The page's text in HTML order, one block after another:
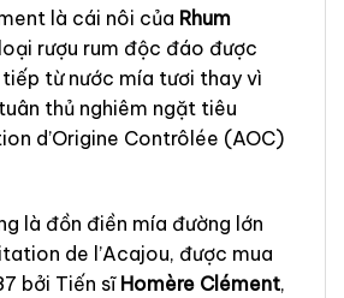
là cái nôi của Rhum
rượu rum độc đáo được
từ nước mía tươi thay vì
thủ nghiêm ngặt tiêu
d’Origine Contrôlée (AOC)
là đồn điền mía đường lớn
de l’Acajou, được mua
bởi Tiến sĩHomère Clément,